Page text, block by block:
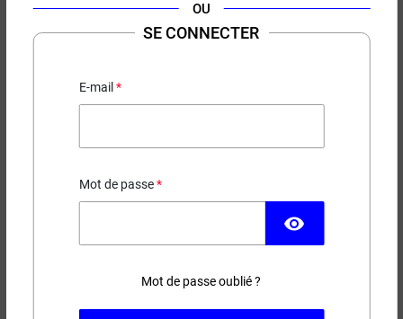
OU
SE CONNECTER
E-mail
Mot de passe
visibility
Mot de passe oublié ?
(256 avis)
8,90 €
AJOUTER AU PANIER